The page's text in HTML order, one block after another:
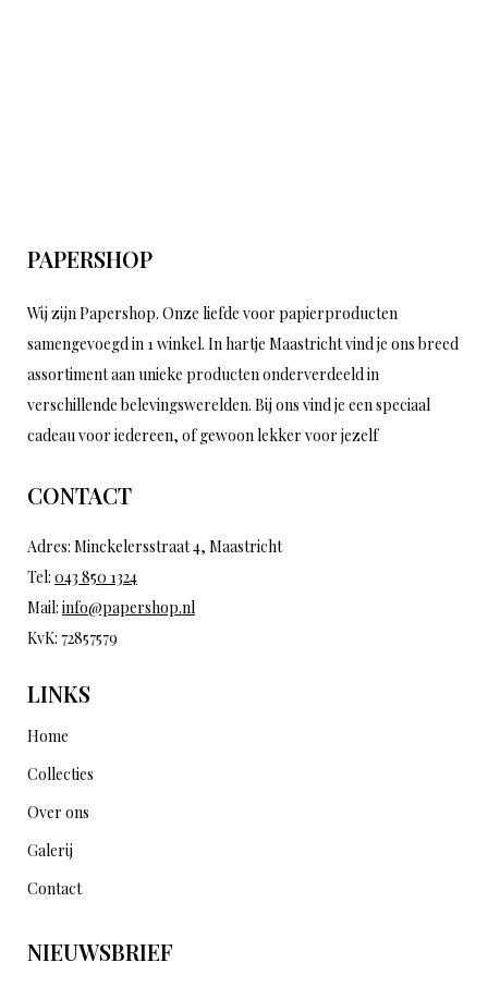
PAPERSHOP
Wij zijn Papershop. Onze liefde voor papierproducten
samengevoegd in 1 winkel. In hartje Maastricht vind je ons breed
assortiment aan unieke producten onderverdeeld in
verschillende belevingswerelden. Bij ons vind je een speciaal
cadeau voor iedereen, of gewoon lekker voor jezelf
CONTACT
Adres: Minckelersstraat 4, Maastricht
Tel: 043 850 1324
Mail: info@papershop.nl
KvK: 72857579
LINKS
Home
Collecties
Over ons
Galerij
Contact
NIEUWSBRIEF